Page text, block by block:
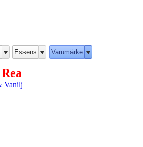
Essens Varumärke
Rea